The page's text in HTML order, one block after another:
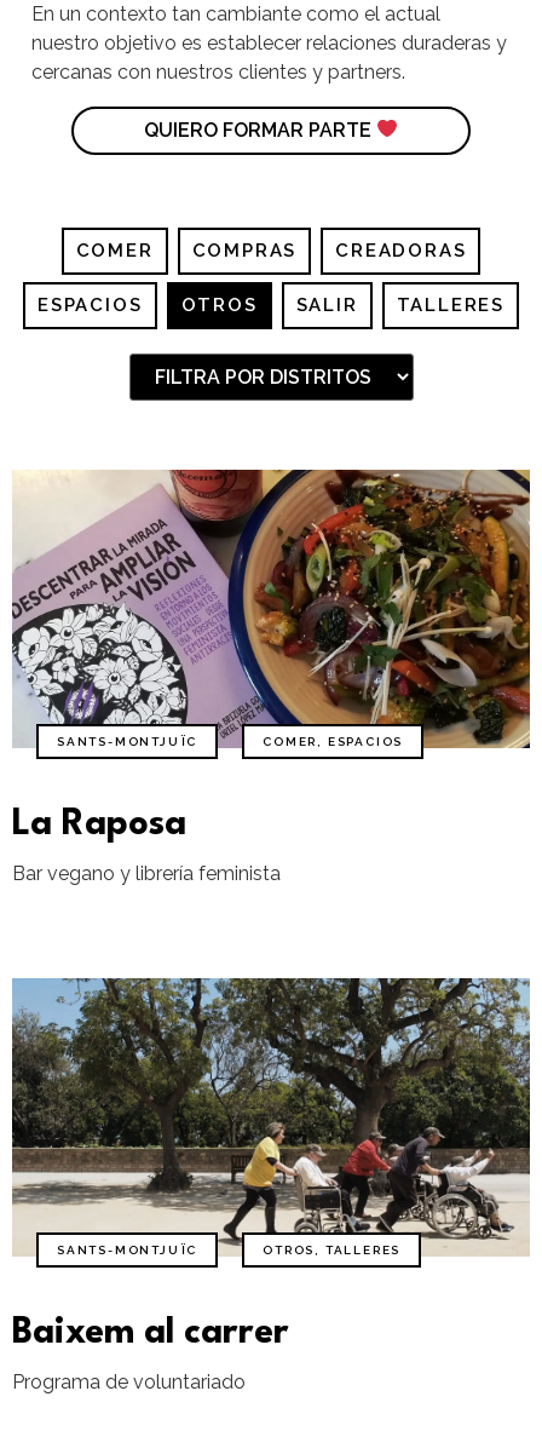
En un contexto tan cambiante como el actual
nuestro objetivo es establecer relaciones duraderas y
cercanas con nuestros clientes y partners.
QUIERO FORMAR PARTE
COMER COMPRAS CREADORAS
ESPACIOS OTROS SALIR TALLERES
SANTS-MONTJUÏC COMER ESPACIOS
La Raposa
Bar vegano y librería feminista
SANTS-MONTJUÏC OTROS TALLERES
Baixem al carrer
Programa de voluntariado